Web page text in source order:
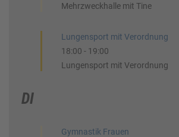
Mehrzweckhalle mit Tine
Lungensport mit Verordnung
18:00 - 19:00
Lungensport mit Verordnung
DI
Gymnastik Frauen